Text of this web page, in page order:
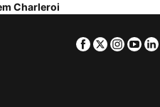
Hotel L'Escapade
Charleroi
Facebook
Twitter